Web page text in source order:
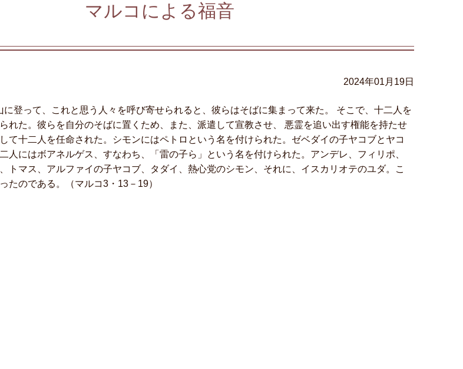
マルコによる福音
2024年01月19日
に登って、これと思う人々を呼び寄せられると、彼らはそばに集まって来た。 そこで、十二人を
れた。彼らを自分のそばに置くため、また、派遣して宣教させ、 悪霊を追い出す権能を持たせ
て十二人を任命された。シモンにはペトロという名を付けられた。ゼベダイの子ヤコブとヤコ
人にはボアネルゲス、すなわち、「雷の子ら」という名を付けられた。アンデレ、フィリポ、
トマス、アルファイの子ヤコブ、タダイ、熱心党のシモン、それに、イスカリオテのユダ。こ
たのである。（マルコ3・13－19）